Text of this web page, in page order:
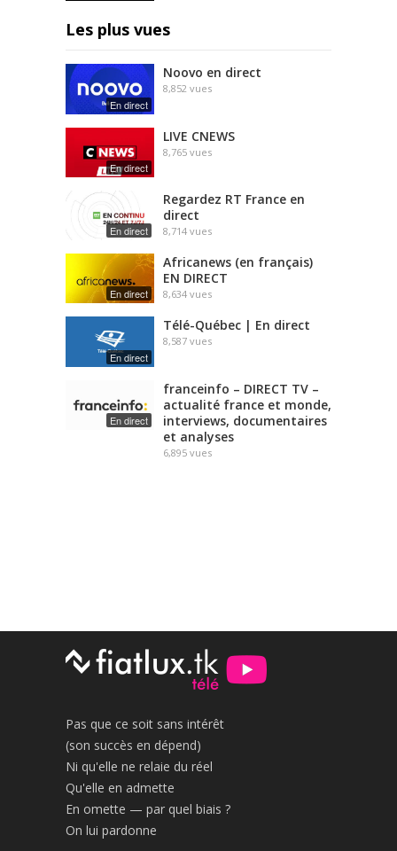
Les plus vues
En direct
Noovo en direct
8,852 vues
En direct
LIVE CNEWS
8,765 vues
En direct
Regardez RT France en
direct
8,714 vues
En direct
Africanews (en français)
EN DIRECT
8,634 vues
En direct
Télé-Québec | En direct
8,587 vues
En direct
franceinfo – DIRECT TV –
actualité france et monde,
interviews, documentaires
et analyses
6,895 vues
Pas que ce soit sans intérêt
(son succès en dépend)
Ni qu'elle ne relaie du réel
Qu'elle en admette
En omette — par quel biais ?
On lui pardonne